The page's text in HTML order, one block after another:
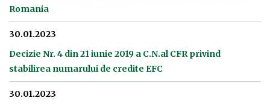
Romania
30.01.2023
Decizie Nr. 4 din 21 iunie 2019 a C.N.al CFR privind
stabilirea numarului de credite EFC
30.01.2023